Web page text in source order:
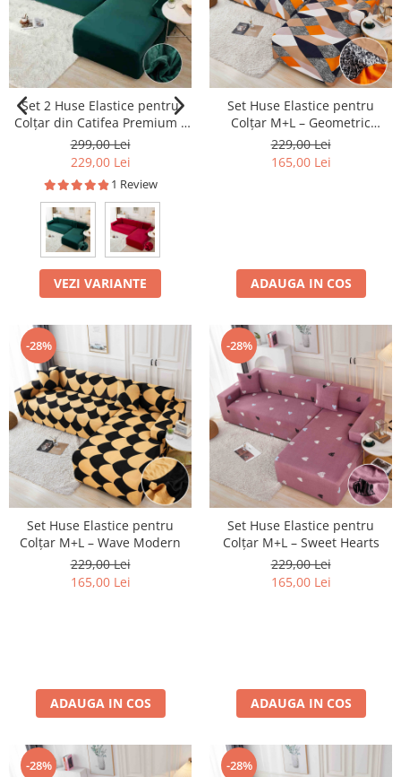
Set 2 Huse Elastice pentru
Colțar din Catifea Premium –
M+L
299,00 Lei
229,00 Lei
1 Review
VEZI VARIANTE
Set Huse Elastice pentru
Colțar M+L – Geometric
Modern
229,00 Lei
165,00 Lei
ADAUGA IN COS
-28%
Set Huse Elastice pentru
Colțar M+L – Wave Modern
229,00 Lei
165,00 Lei
ADAUGA IN COS
-28%
Set Huse Elastice pentru
Colțar M+L – Sweet Hearts
229,00 Lei
165,00 Lei
ADAUGA IN COS
-28% -28%